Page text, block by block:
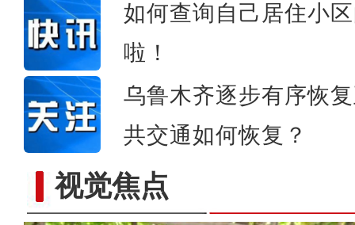
如何查询自己居住小
啦！
乌鲁木齐逐步有序恢
共交通如何恢复？
视觉焦点【新疆故事】新疆味道